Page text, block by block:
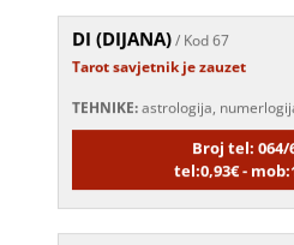
DI (DIJANA)/ Kod 67
Tarot savjetnik je zauzet
TEHNIKE:astrologija,
Broj tel: 064/
tel:0,93€ -
KATARINA/ Kod 45